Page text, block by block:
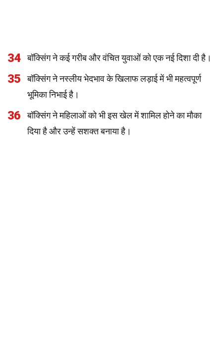
34 बॉक्सिंग ने कई गरीब और वंचित युवाओं को एक नई दिशा दी है।
35
बॉक्सिंग ने नस्लीय भेदभाव के खिलाफ लड़ाई में भी महत्वपूर्ण
भूमिका निभाई है।
36
बॉक्सिंग ने महिलाओं को भी इस खेल में शामिल होने का मौका
दिया है और उन्हें सशक्त बनाया है।